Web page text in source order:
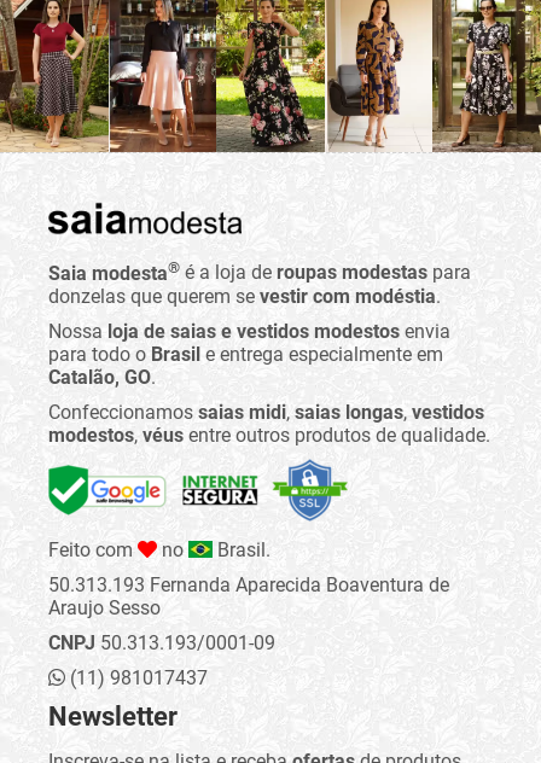
Saia modesta® é a loja de roupas modestas para
donzelas que querem se vestir com modéstia.
Nossa loja de saias e vestidos modestos envia
para todo o Brasil e entrega especialmente em
Catalão, GO.
Confeccionamos saias midi, saias longas, vestidos
modestos, véus entre outros produtos de qualidade.
Feito com no
Brasil.
50.313.193 Fernanda Aparecida Boaventura de
Araujo Sesso
CNPJ 50.313.193/0001-09
(11) 981017437
Newsletter